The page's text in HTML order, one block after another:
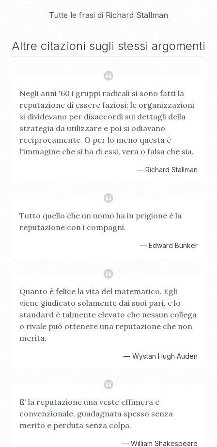
Tutte le frasi di Richard Stallman
Altre citazioni sugli stessi argomenti
Negli anni '60 i gruppi radicali si sono fatti la
reputazione di essere faziosi: le organizzazioni
si dividevano per disaccordi sui dettagli della
strategia da utilizzare e poi si odiavano
reciprocamente. O per lo meno questa è
l'immagine che si ha di essi, vera o falsa che sia.
— Richard Stallman
Tutto quello che un uomo ha in prigione è la
reputazione con i compagni.
— Edward Bunker
Quanto è felice la vita del matematico. Egli
viene giudicato solamente dai suoi pari, e lo
standard è talmente elevato che nessun collega
o rivale può ottenere una reputazione che non
merita.
— Wystan Hugh Auden
E' la reputazione una veste effimera e
convenzionale, guadagnata spesso senza
merito e perduta senza colpa.
— William Shakespeare